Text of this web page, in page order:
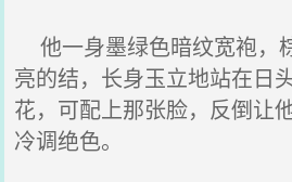
他一身墨绿色暗纹宽袍，
亮的结，长身玉立地站在日
花，可配上那张脸，反倒让
冷调绝色。